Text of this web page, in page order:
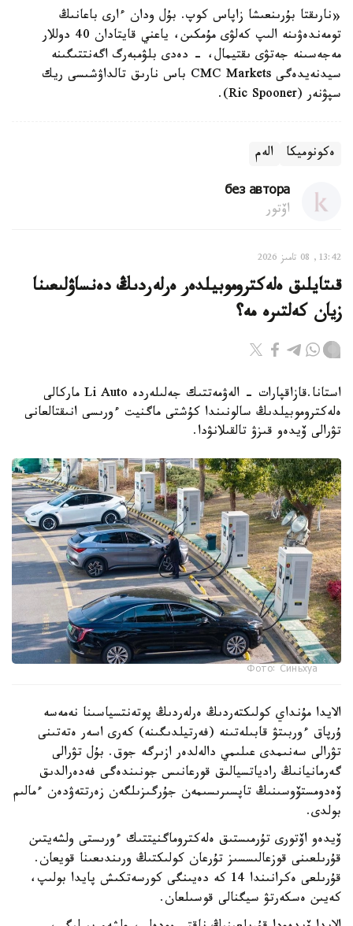
«نارىقتا بۇرىنعىشا زاپاس كوپ. بۇل ودان ءارى باعانىڭ
تومەندەۋىنە الىپ كەلۋى مۇمكىن، ياعني قايتادان 40 دوللار
مەجەسىنە جەتۋى ىقتيمال، - دەدى بلۋمبەرگ اگەنتتىگىنە
سيدنەيدەگى CMC Markets باس نارىق تالداۋشىسى ريك
سپۋنەر (Ric Spooner).
ەكونوميكا الەم
без автора
اۆتور
13:42, 08 تامىز 2026
قىتايلىق ەلەكتروموبيلدەر ەرلەردىڭ دەنساۋلىعىنا
زيان كەلتىرە مە؟
استانا.قازاقپارات - الەۋمەتتىك جەلىلەردە Li Auto ماركالى
ەلەكتروموبيلدىڭ سالونىندا كۇشتى ماگنيت ءورىسى انىقتالعانى
تۋرالى ۆيدەو قىزۋ تالقىلانۋدا.
Фото: Синьхуа
الايدا مۇنداي كولىكتەردىڭ ەرلەردىڭ پوتەنتسياسىنا نەمەسە
ۇرپاق ءوربىتۋ قابىلەتىنە (فەرتيلدىگىنە) كەرى اسەر ەتەتىنى
تۋرالى سەنىمدى عىلىمي دالەلدەر ازىرگە جوق. بۇل تۋرالى
گەرمانيانىڭ رادياتسيالىق قورعانىس جونىندەگى فەدەرالدىق
ۆەدومستۆوسىنىڭ تاپسىرىسىمەن جۇرگىزىلگەن زەرتتەۋدەن ءمالىم
بولدى.
ۆيدەو اۆتورى تۇرمىستىق ەلەكتروماگنيتتىك ءورىستى ولشەيتىن
قۇرىلعىنى قوزعالىسسىز تۇرعان كولىكتىڭ ورىندىعىنا قويعان.
قۇرىلعى ەكرانىندا 14 كە دەيىنگى كورسەتكىش پايدا بولىپ،
كەيىن ەسكەرتۋ سيگنالى قوسىلعان.